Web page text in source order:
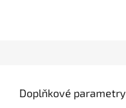
Doplňkové parametry